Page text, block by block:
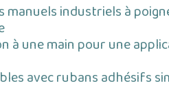
manuels industriels à
à une main pour une
avec rubans adhésifs